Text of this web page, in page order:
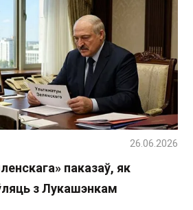
паказаў, як
з Лукашэнкам
26.06.2026